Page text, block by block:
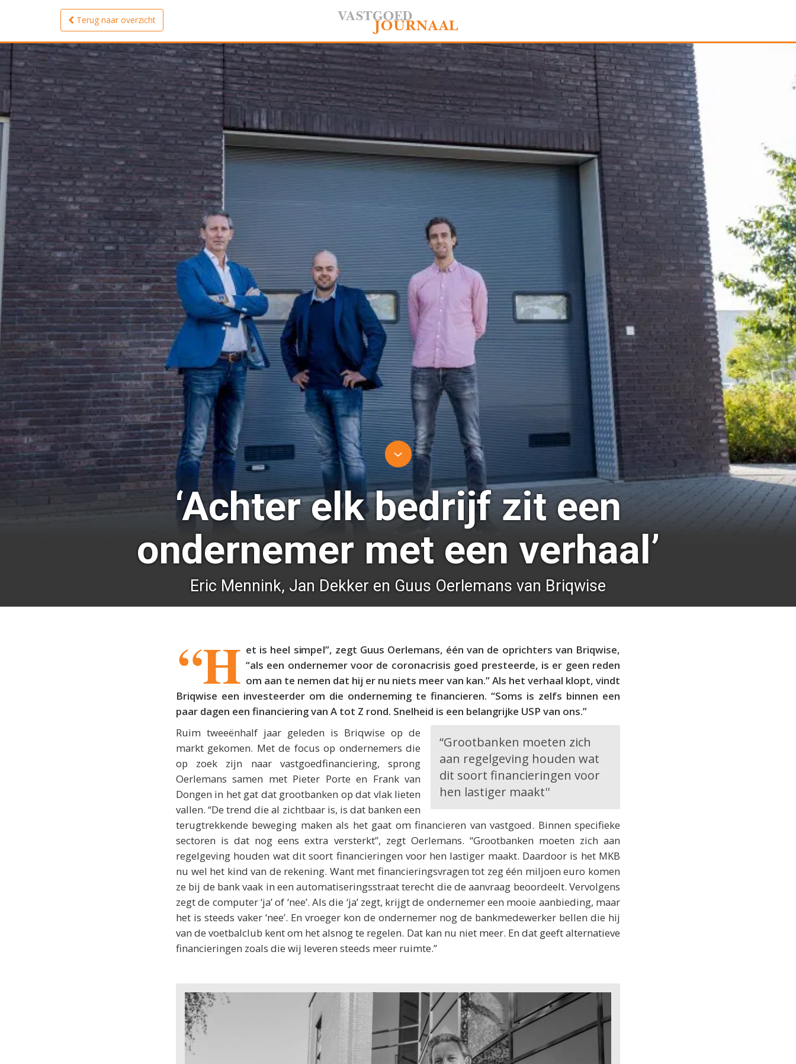
Terug naar overzicht
‘Achter elk bedrijf zit een
ondernemer met een verhaal’
Eric Mennink, Jan Dekker en Guus Oerlemans van Briqwise
“H et is heel simpel”, zegt Guus Oerlemans, één van de oprichters van Briqwise,
“als een ondernemer voor de coronacrisis goed presteerde, is er geen reden
om aan te nemen dat hij er nu niets meer van kan.” Als het verhaal klopt, vindt
Briqwise een investeerder om die onderneming te financieren. “Soms is zelfs binnen een
paar dagen een financiering van A tot Z rond. Snelheid is een belangrijke USP van ons.”
“Grootbanken moeten zich
aan regelgeving houden wat
dit soort financieringen voor
hen lastiger maakt''
Ruim tweeënhalf jaar geleden is Briqwise op de
markt gekomen. Met de focus op ondernemers die
op zoek zijn naar vastgoedfinanciering, sprong
Oerlemans samen met Pieter Porte en Frank van
Dongen in het gat dat grootbanken op dat vlak lieten
vallen. “De trend die al zichtbaar is, is dat banken een
terugtrekkende beweging maken als het gaat om financieren van vastgoed. Binnen specifieke
sectoren is dat nog eens extra versterkt”, zegt Oerlemans. “Grootbanken moeten zich aan
regelgeving houden wat dit soort financieringen voor hen lastiger maakt. Daardoor is het MKB
nu wel het kind van de rekening. Want met financieringsvragen tot zeg één miljoen euro komen
ze bij de bank vaak in een automatiseringsstraat terecht die de aanvraag beoordeelt. Vervolgens
zegt de computer ‘ja’ of ‘nee’. Als die ‘ja’ zegt, krijgt de ondernemer een mooie aanbieding, maar
het is steeds vaker ‘nee’. En vroeger kon de ondernemer nog de bankmedewerker bellen die hij
van de voetbalclub kent om het alsnog te regelen. Dat kan nu niet meer. En dat geeft alternatieve
financieringen zoals die wij leveren steeds meer ruimte.”